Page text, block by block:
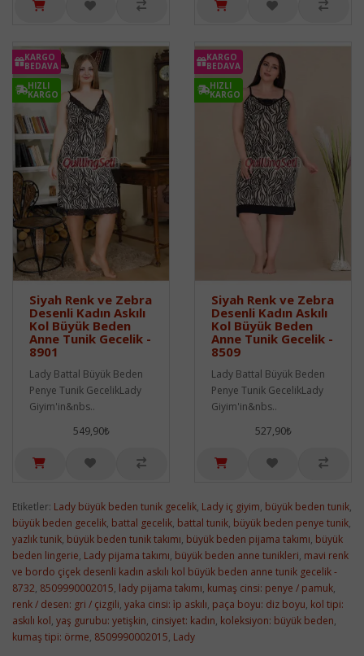
KARGO
BEDAVA
HIZLI
KARGO
Siyah Renk ve Zebra
Desenli Kadın Askılı
Kol Büyük Beden
Anne Tunik Gecelik -
8901
Lady Battal Büyük Beden
Penye Tunik GecelikLady
Giyim'in&nbs..
549,90₺
KARGO
BEDAVA
HIZLI
KARGO
Siyah Renk ve Zebra
Desenli Kadın Askılı
Kol Büyük Beden
Anne Tunik Gecelik -
8509
Lady Battal Büyük Beden
Penye Tunik GecelikLady
Giyim'in&nbs..
527,90₺
Etiketler: Lady büyük beden tunik gecelik, Lady iç giyim, büyük beden tunik,
büyük beden gecelik, battal gecelik, battal tunik, büyük beden penye tunik,
yazlık tunik, büyük beden tunik takımı, büyük beden pijama takımı, büyük
beden lingerie, Lady pijama takımı, büyük beden anne tunikleri, mavi renk
ve bordo çiçek desenli kadın askılı kol büyük beden anne tunik gecelik -
8732, 8509990002015, lady pijama takımı, kumaş cinsi: penye / pamuk,
renk / desen: gri / çizgili, yaka cinsi: i̇p askılı, paça boyu: diz boyu, kol tipi:
askılı kol, yaş gurubu: yetişkin, cinsiyet: kadın, koleksiyon: büyük beden,
kumaş tipi: örme, 8509990002015, Lady